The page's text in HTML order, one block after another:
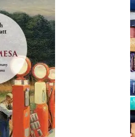
Friedrich
Dürrenmat